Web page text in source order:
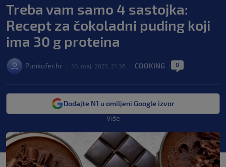
Treba vam samo 4 sastojka:
Recept za čokoladni puding koji
ima 30 g proteina
Punkufer.hr 10. maj. 2025. 21:36 COOKING 0
Dodajte N1 u omiljeni Google izvor
Više